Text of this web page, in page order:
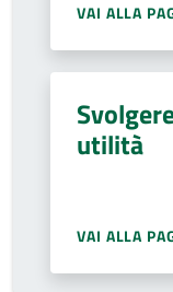
VAI ALLA
utilità
VAI ALLA